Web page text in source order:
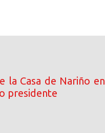
la Casa de Nariño en
presidente